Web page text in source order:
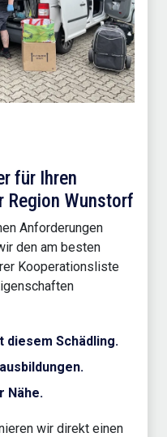
für Ihren
Region Wunstorf
Anforderungen
den am besten
Kooperationsliste
diesem Schädling.
Nähe.
wir direkt einen